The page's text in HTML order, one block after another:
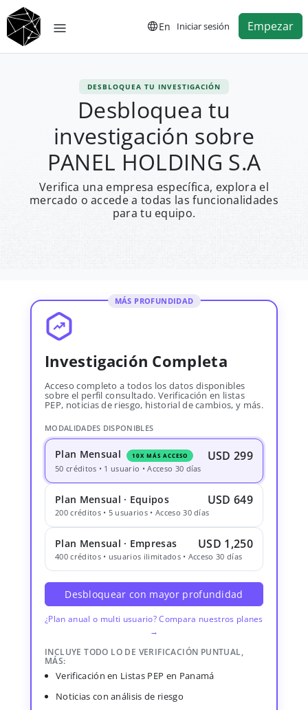
En Iniciar sesión Empezar
DESBLOQUEA TU INVESTIGACIÓN
Desbloquea tu
investigación sobre
PANEL HOLDING S.A
Verifica una empresa específica, explora el
mercado o accede a todas las funcionalidades
para tu equipo.
MÁS PROFUNDIDAD
Investigación Completa
Acceso completo a todos los datos disponibles
sobre el perfil consultado. Verificación en listas
PEP, noticias de riesgo, historial de cambios, y más.
MODALIDADES DISPONIBLES
Plan Mensual 10X MÁS ACCESO USD 299
50 créditos • 1 usuario • Acceso 30 días
Plan Mensual · Equipos USD 649
200 créditos • 5 usuarios • Acceso 30 días
Plan Mensual · Empresas USD 1,250
400 créditos • usuarios ilimitados • Acceso 30 días
Desbloquear con mayor profundidad
¿Plan anual o multi usuario? Compara nuestros planes
→
INCLUYE TODO LO DE VERIFICACIÓN PUNTUAL,
MÁS:
Verificación en Listas PEP en Panamá
Noticias con análisis de riesgo